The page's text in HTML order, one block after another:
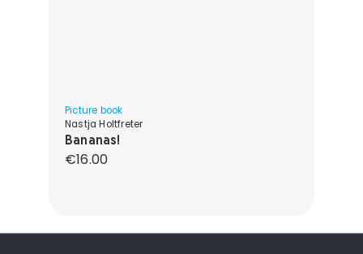
Picture book
Nastja Holtfreter
Bananas!
Regular price:
€16.00